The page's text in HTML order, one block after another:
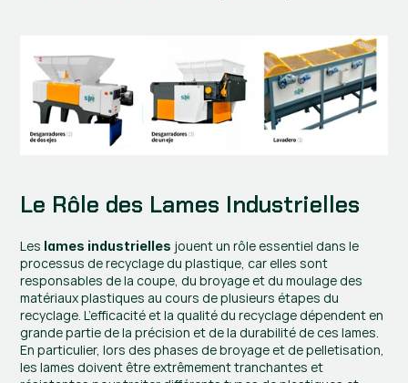
Le Rôle des Lames Industrielles
Les lames industrielles jouent un rôle essentiel dans le
processus de recyclage du plastique, car elles sont
responsables de la coupe, du broyage et du moulage des
matériaux plastiques au cours de plusieurs étapes du
recyclage. L’efficacité et la qualité du recyclage dépendent en
grande partie de la précision et de la durabilité de ces lames.
En particulier, lors des phases de broyage et de pelletisation,
les lames doivent être extrêmement tranchantes et